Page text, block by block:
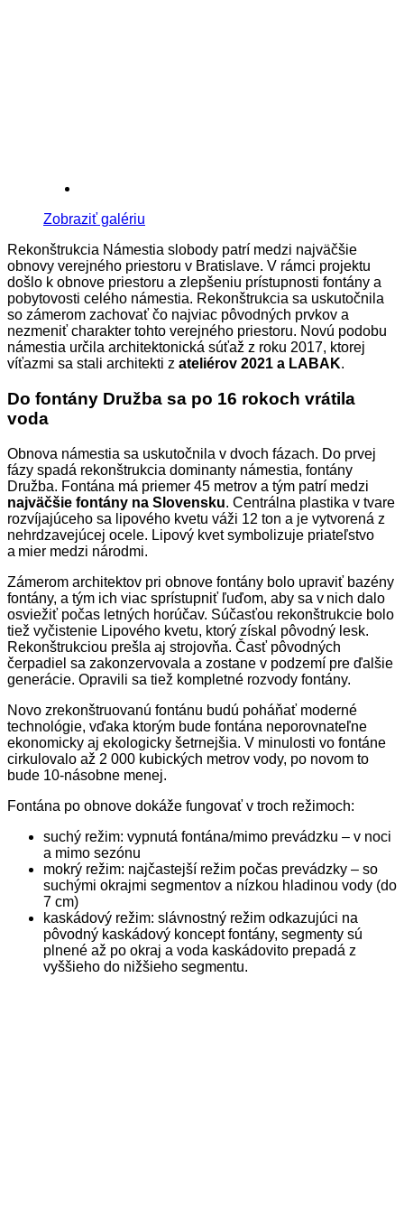
Zobraziť galériu
Rekonštrukcia Námestia slobody patrí medzi najväčšie
obnovy verejného priestoru v Bratislave. V rámci projektu
došlo k obnove priestoru a zlepšeniu prístupnosti fontány a
pobytovosti celého námestia. Rekonštrukcia sa uskutočnila
so zámerom zachovať čo najviac pôvodných prvkov a
nezmeniť charakter tohto verejného priestoru. Novú podobu
námestia určila architektonická súťaž z roku 2017, ktorej
víťazmi sa stali architekti z ateliérov 2021 a LABAK.
Do fontány Družba sa po 16 rokoch vrátila
voda
Obnova námestia sa uskutočnila v dvoch fázach. Do prvej
fázy spadá rekonštrukcia dominanty námestia, fontány
Družba. Fontána má priemer 45 metrov a tým patrí medzi
najväčšie fontány na Slovensku. Centrálna plastika v tvare
rozvíjajúceho sa lipového kvetu váži 12 ton a je vytvorená z
nehrdzavejúcej ocele. Lipový kvet symbolizuje priateľstvo
a mier medzi národmi.
Zámerom architektov pri obnove fontány bolo upraviť bazény
fontány, a tým ich viac sprístupniť ľuďom, aby sa v nich dalo
osviežiť počas letných horúčav. Súčasťou rekonštrukcie bolo
tiež vyčistenie Lipového kvetu, ktorý získal pôvodný lesk.
Rekonštrukciou prešla aj strojovňa. Časť pôvodných
čerpadiel sa zakonzervovala a zostane v podzemí pre ďalšie
generácie. Opravili sa tiež kompletné rozvody fontány.
Novo zrekonštruovanú fontánu budú poháňať moderné
technológie, vďaka ktorým bude fontána neporovnateľne
ekonomicky aj ekologicky šetrnejšia. V minulosti vo fontáne
cirkulovalo až 2 000 kubických metrov vody, po novom to
bude 10-násobne menej.
Fontána po obnove dokáže fungovať v troch režimoch:
suchý režim: vypnutá fontána/mimo prevádzku – v noci
a mimo sezónu
mokrý režim: najčastejší režim počas prevádzky – so
suchými okrajmi segmentov a nízkou hladinou vody (do
7 cm)
kaskádový režim: slávnostný režim odkazujúci na
pôvodný kaskádový koncept fontány, segmenty sú
plnené až po okraj a voda kaskádovito prepadá z
vyššieho do nižšieho segmentu.